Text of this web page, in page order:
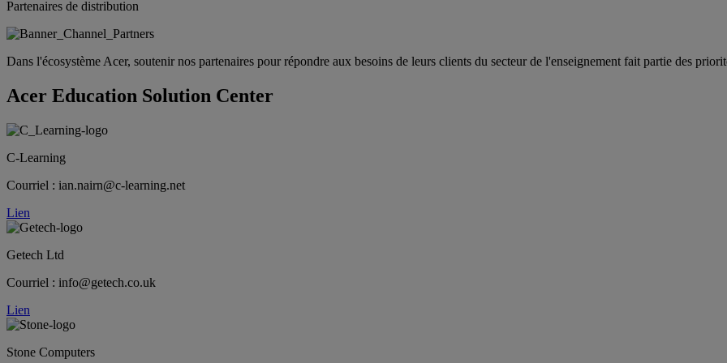
Partenaires de distribution
Dans l'écosystème Acer, soutenir nos partenaires pour répondre aux besoins de leurs clients du secteur de l'enseignement fait partie des
Acer Education Solution Center
C-Learning
Courriel : ian.nairn@c-learning.net
Lien
Getech Ltd
Courriel : info@getech.co.uk
Lien
Stone Computers